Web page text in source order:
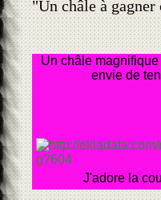
"Un châle à
Un châle
envie de
J'adore la